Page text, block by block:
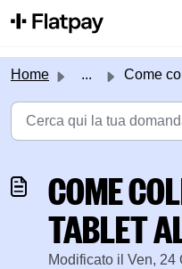
Home ... Come collegare
COME
TABLET
Modificato il Ven, 24